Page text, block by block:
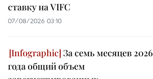
ставку на VIFC
07/08/2026 03:10
За семь месяцев 2026
года общий объем